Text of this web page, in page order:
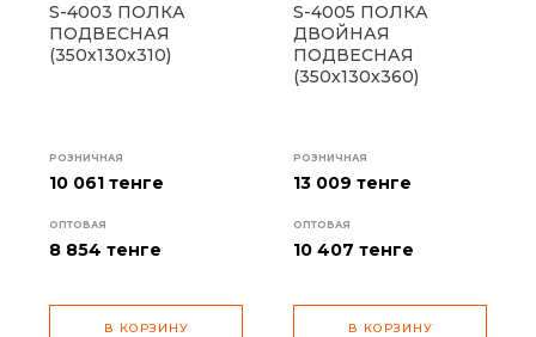
S-4003 ПОЛКА
ПОДВЕСНАЯ
(350х130х310)
РОЗНИЧНАЯ
10 061 тенге
ОПТОВАЯ
8 854 тенге
В КОРЗИНУ
S-4005 ПОЛКА
ДВОЙНАЯ
ПОДВЕСНАЯ
(350х130х360)
РОЗНИЧНАЯ
13 009 тенге
ОПТОВАЯ
10 407 тенге
В КОРЗИНУ